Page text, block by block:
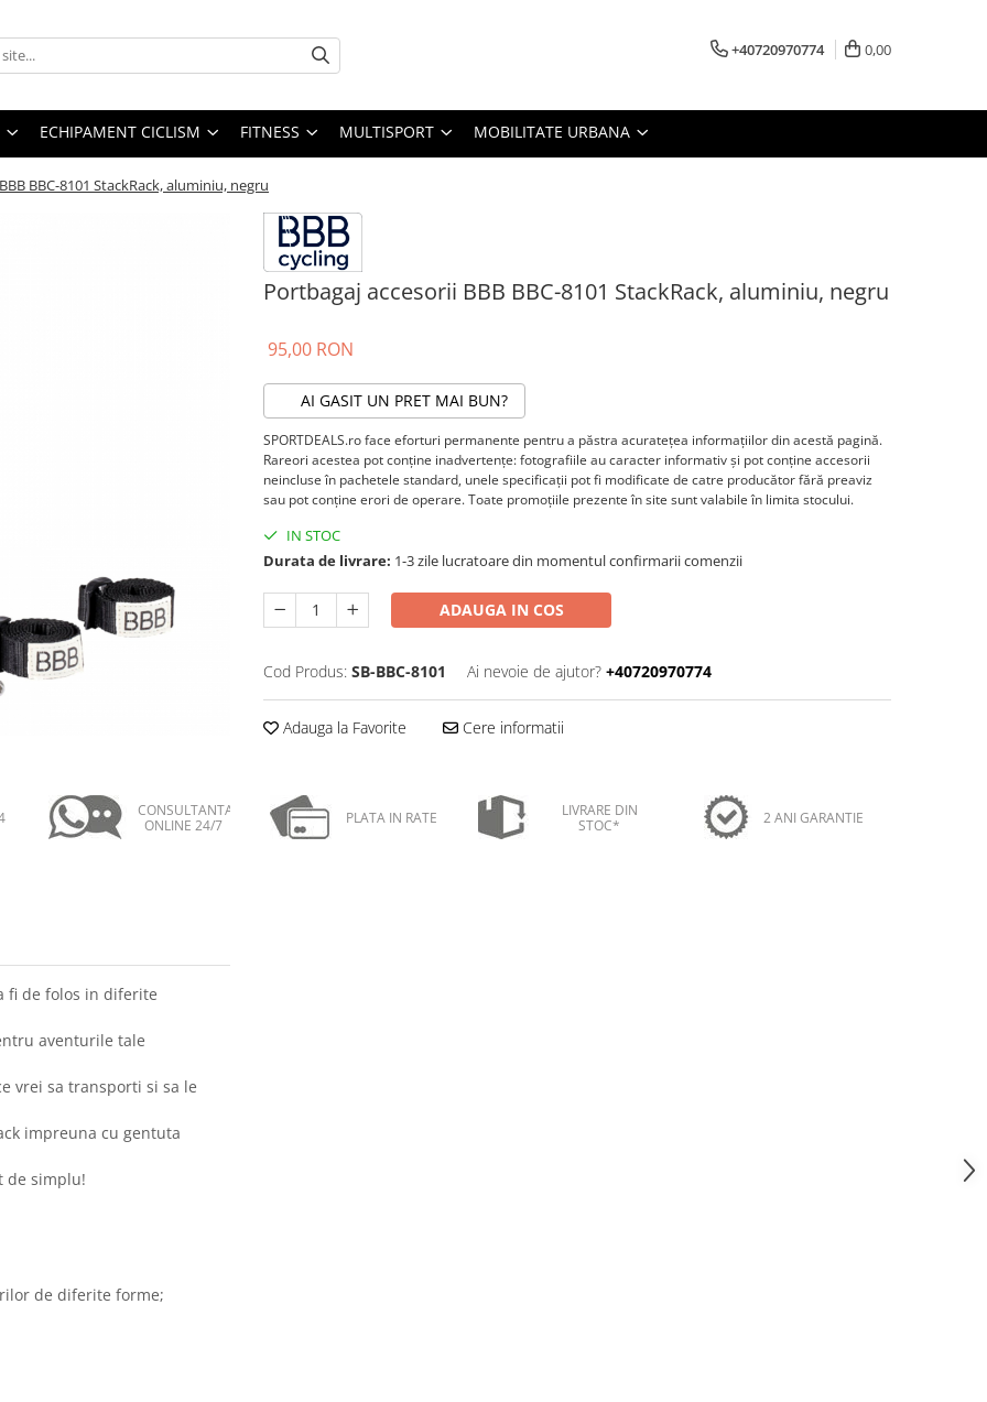
+40720970774 0,00
ECHIPAMENT CICLISM FITNESS MULTISPORT MOBILITATE URBANA
BBC-8101 StackRack, aluminiu, negru
Portbagaj accesorii BBB BBC-8101 StackRack, aluminiu, negru
95,00 RON
AI GASIT UN PRET MAI BUN?
SPORTDEALS.ro face eforturi permanente pentru a păstra acurateţea informaţiilor din acestă pagină.
Rareori acestea pot conţine inadvertenţe: fotografiile au caracter informativ şi pot conţine accesorii
neincluse în pachetele standard, unele specificaţii pot fi modificate de catre producător fără preaviz
sau pot conţine erori de operare. Toate promoţiile prezente în site sunt valabile în limita stocului.
IN STOC
Durata de livrare: 1-3 zile lucratoare din momentul confirmarii comenzii
ADAUGA IN COS
Cod Produs: SB-BBC-8101 Ai nevoie de ajutor? +40720970774
Adauga la Favorite Cere informatii
CONSULTANTA
ONLINE 24/7
PLATA IN RATE
LIVRARE DIN
STOC*
2 ANI GARANTIE
fi de folos in diferite
aventurile tale
vrei sa transporti si sa le
impreuna cu gentuta
de simplu!
de diferite forme;